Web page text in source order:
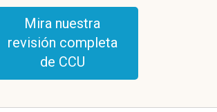
Mira nuestra
revisión completa
de CCU